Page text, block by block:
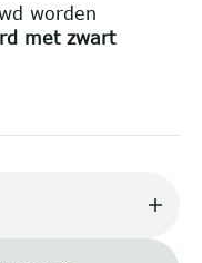
worden
met zwart